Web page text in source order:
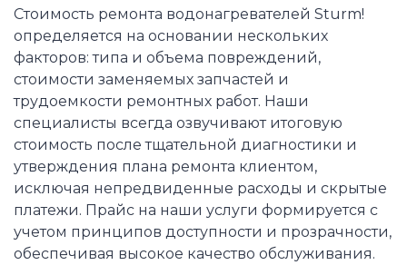
Стоимость ремонта водонагревателей Sturm!
определяется на основании нескольких
факторов: типа и объема повреждений,
стоимости заменяемых запчастей и
трудоемкости ремонтных работ. Наши
специалисты всегда озвучивают итоговую
стоимость после тщательной диагностики и
утверждения плана ремонта клиентом,
исключая непредвиденные расходы и скрытые
платежи. Прайс на наши услуги формируется с
учетом принципов доступности и прозрачности,
обеспечивая высокое качество обслуживания.